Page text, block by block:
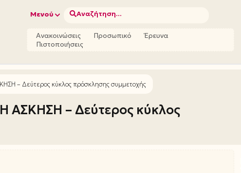
Μενού Αναζήτηση...
Ανακοινώσεις Προσωπικό
Έρευνα
Πιστοποιήσεις
– Δεύτερος κύκλος πρόσκλησης συμμετοχής
– Δεύτερος κύκλος